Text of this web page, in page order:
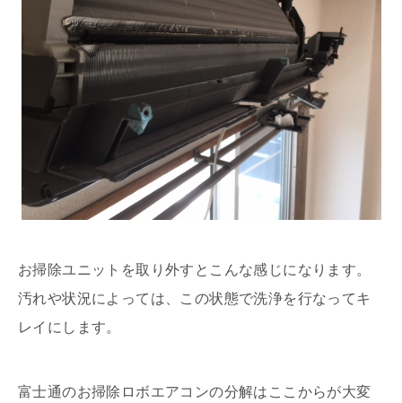
お掃除ユニットを取り外すとこんな感じになります。
汚れや状況によっては、この状態で洗浄を行なってキ
レイにします。
富士通のお掃除ロボエアコンの分解はここからが大変